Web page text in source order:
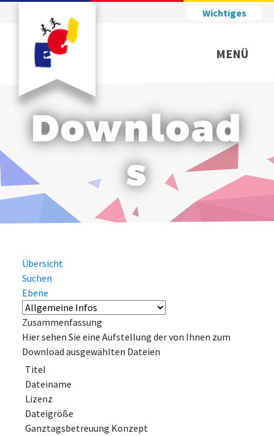
Wichtiges
MENÜ
Download
s
Übersicht
Suchen
Ebene
Zusammenfassung
Hier sehen Sie eine Aufstellung der von Ihnen zum
Download ausgewählten Dateien
Titel
Dateiname
Lizenz
Dateigröße
Ganztagsbetreuung Konzept